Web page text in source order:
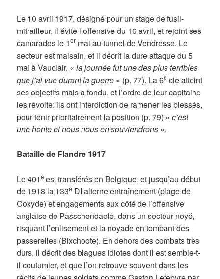
Le 10 avril 1917, désigné pour un stage de fusil-
mitrailleur, il évite l’offensive du 16 avril, et rejoint ses
camarades le 1er mai au tunnel de Vendresse. Le
secteur est malsain, et il décrit la dure attaque du 5
mai à Vauclair, « la journée fut une des plus terribles
que j’ai vue durant la guerre » (p. 77). La 6e cie atteint
ses objectifs mais a fondu, et l’ordre de leur capitaine
les révolte: ils ont interdiction de ramener les blessés,
pour tenir prioritairement la position (p. 79) «c’est
une honte et nous nous en souviendrons ».
Bataille de Flandre 1917
Le 401e est transférés en Belgique, et jusqu’au début
de 1918 la 133e DI alterne entraînement (plage de
Coxyde) et engagements aux côté de l’offensive
anglaise de Passchendaele, dans un secteur noyé,
risquant l’enlisement et la noyade en tombant des
passerelles (Bixchoote). En dehors des combats très
durs, il décrit des blagues idiotes dont il est semble-t-
il coutumier, et que l’on retrouve souvent dans les